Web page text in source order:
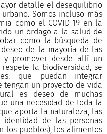
detalle el desequilibrio
Somos incluso más
como el COVID-19 en la
un órdago a la salud de
como la búsqueda de
de la mayoría de las
y promover desde allí un
la biodiversidad, se
que puedan integrar
tengan un proyecto de vida
es deseo de muchas
una necesidad de toda la
aporta la naturaleza, las
de las personas
los pueblos), los alimentos